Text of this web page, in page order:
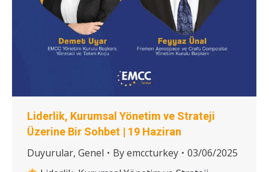
Liderlik, Kurumsal Yönetim ve Strateji
Üzerine Bir Sohbet | 19 Haziran
Duyurular, Genel Byemccturkey
03/06/2025